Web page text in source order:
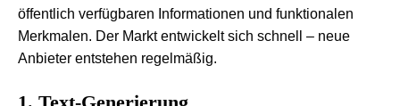
öffentlich verfügbaren Informationen und funktionalen
Merkmalen. Der Markt entwickelt sich schnell – neue
Anbieter entstehen regelmäßig.
1. Text-Generierung